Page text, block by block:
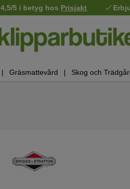
4,5/5 i betyg hos Prisjakt
Gräsmattevård Skog och